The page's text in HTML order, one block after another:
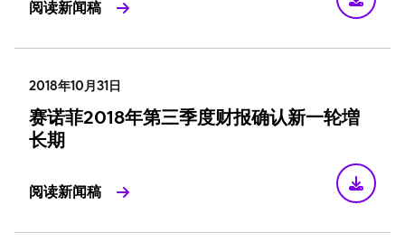
阅读新闻稿
2018年10月31日
赛诺菲2018年第三季度财报确认新一轮増
长期
阅读新闻稿